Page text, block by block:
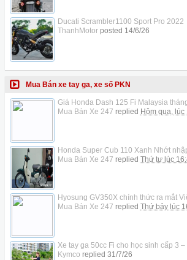
Ducati Scrambler1100 Sport Pro 2022
ThanhMotorposted 14/6/26
Mua Bán xe tay ga, xe số PKN
Giá Honda Dash 125 Fi Malaysia
Mua Bán Xe 247 replied Hôm qua, lúc
Honda Super Cub 110 Xanh Nhớt
Mua Bán Xe 247 replied Thứ tư lúc
Hyosung GV350X chính thức ra mắt
Mua Bán Xe 247 replied Thứ bảy lúc
Xe tay ga 50cc Fi cho học sinh cấp 3 –
Kymco replied 31/7/26